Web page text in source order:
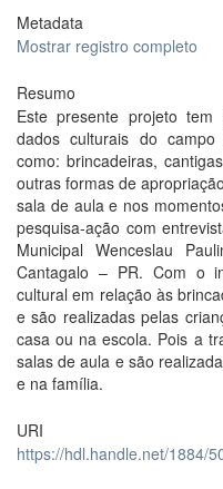
Metadata
Mostrar registro completo
Resumo
Este presente projeto
dados culturais do
como: brincadeiras,
outras formas de
sala de aula e nos
pesquisa-ação com
Municipal Wenceslau
Cantagalo – PR. Com o
cultural em relação às
e são realizadas pelas
casa ou na escola. Pois a
salas de aula e são
e na família.
URI
https://hdl.handle.net/1884/